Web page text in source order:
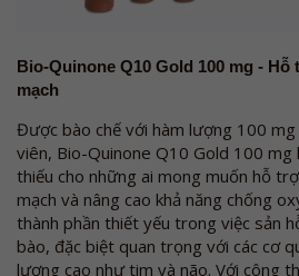
Bio-Quinone Q10 Gold 100 mg -
mạch
Được bào chế với hàm lượng 100
viên, Bio-Quinone Q10 Gold 100 mg
thiếu cho những ai mong muốn hỗ
mạch và nâng cao khả năng chống
thành phần thiết yếu trong việc sản
bào, đặc biệt quan trọng với các cơ
lượng cao như tim và não. Với công